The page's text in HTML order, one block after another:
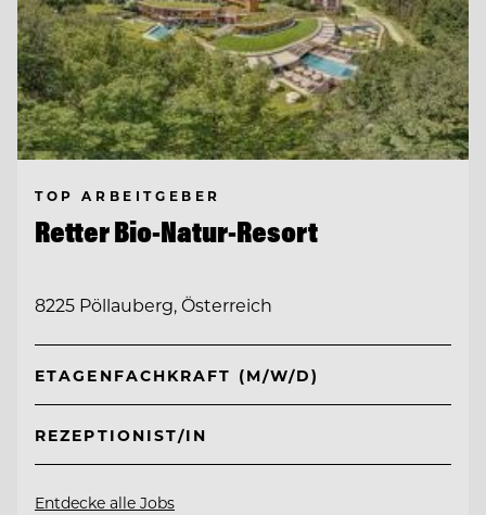
TOP ARBEITGEBER
Retter Bio-Natur-Resort
8225 Pöllauberg, Österreich
ETAGENFACHKRAFT (M/W/D)
REZEPTIONIST/IN
Entdecke alle Jobs